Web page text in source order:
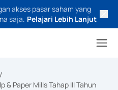
akses pasar saham yang
saja. Pelajari Lebih Lanjut
/
& Paper Mills Tahap III Tahun